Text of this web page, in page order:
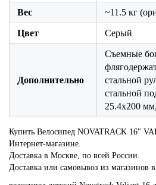
Вес ~11.5 кг
Цвет Серый
Дополнительно
Съемные
стальной
стальной
25.4x200
Купить Велосипед NOVATRACK 16"
Интернет-магазине.
Доставка в Москве, по всей России.
Доставка или самовывоз из магазинов